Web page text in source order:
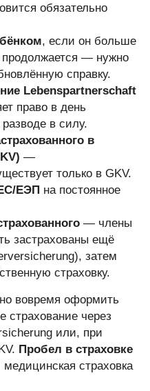
обязательно
, если он больше
— нужно
справку.
Lebenspartnerschaft
право в день
в силу.
в
—
только в GKV.
ЕЭП на постоянное
— члены
застрахованы ещё
затем
страховку.
вовремя оформить
страхование через
или, при
Пробел в страховке
страховка